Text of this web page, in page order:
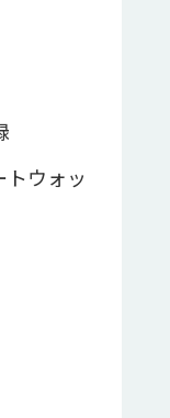
ウォッ